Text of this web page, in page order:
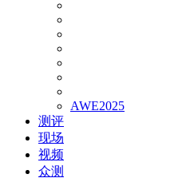
AWE2025
测评
现场
视频
众测